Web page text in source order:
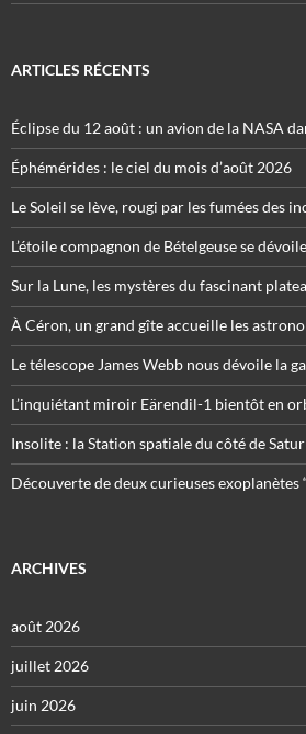
ARTICLES RÉCENTS
Éclipse du 12 août : un avion de la NASA
Éphémérides : le ciel du mois d’août 2026
Le Soleil se lève, rougi par les fumées des
L’étoile compagnon de Bételgeuse se
Sur la Lune, les mystères du fascinant
À Céron, un grand gîte accueille les
Le télescope James Webb nous dévoile la
L’inquiétant miroir Eärendil-1 bientôt en
Insolite : la Station spatiale du côté de
Découverte de deux curieuses exoplanètes
ARCHIVES
août 2026
juillet 2026
juin 2026